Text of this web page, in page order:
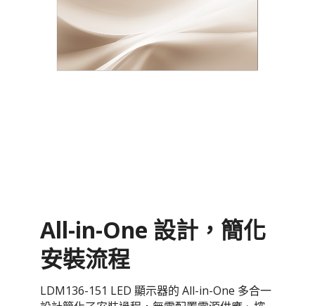
All-in-One 設計，簡化
安裝流程
LDM136-151 LED 顯示器的 All-in-One 多合一